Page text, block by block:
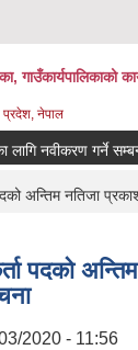
गाउँकार्यपालिकाको
प्रदेश, नेपाल
नवीकरण गर्ने
अन्तिम नतिजा
पदको
2020 - 11:56